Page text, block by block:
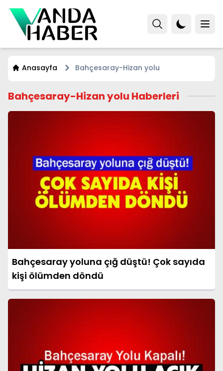
Anasayfa Bahçesaray-Hizan yolu
Bahçesaray-Hizan yolu Haberleri
Bahçesaray yoluna çığ düştü! Çok sayıda
kişi ölümden döndü